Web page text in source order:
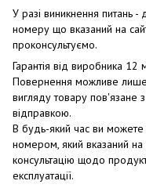
У разі виникнення питань
номеру що вказаний на
проконсультуємо.
Гарантія від виробника 12
Повернення можливе лише
вигляду товару пов'язане
відправкою.
В будь-який час ви можете
номером, який вказаний на
консультацію щодо
експлуатації.